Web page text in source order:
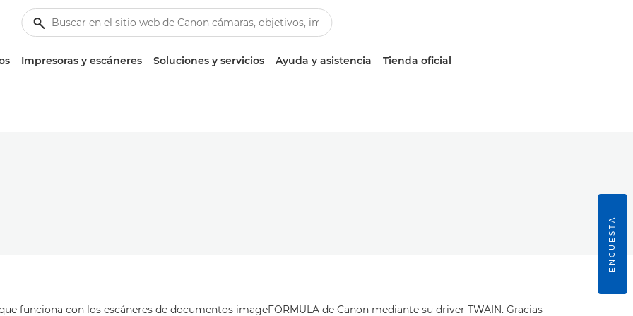
Impresoras y escáneres Soluciones y servicios Ayuda y asistencia Tienda oficial
funciona con los escáneres de documentos imageFORMULA de Canon mediante su driver TWAIN. Gracias
ENCUESTA